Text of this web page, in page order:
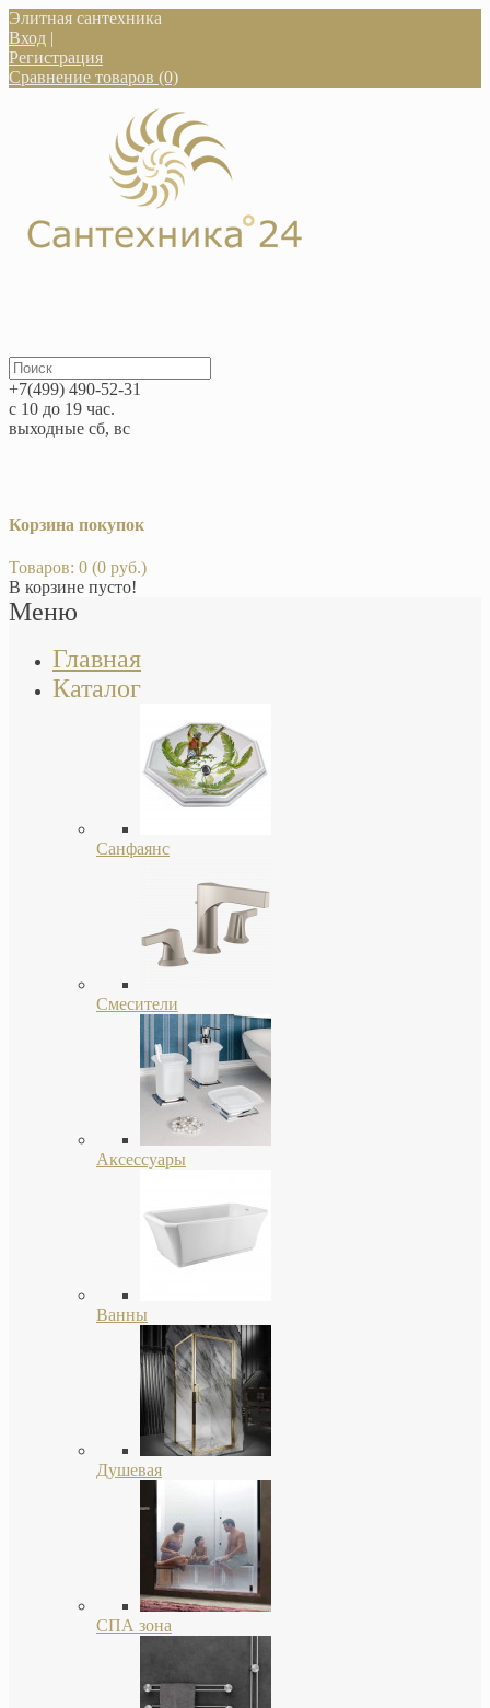
Элитная сантехника
Вход |
Регистрация
Сравнение товаров (0)
+7(499) 490-52-31
с 10 до 19 час.
выходные сб, вс
Корзина покупок
Товаров: 0 (0 руб.)
В корзине пусто!
Меню
Главная
Каталог
Санфаянс
Смесители
Аксессуары
Ванны
Душевая
СПА зона